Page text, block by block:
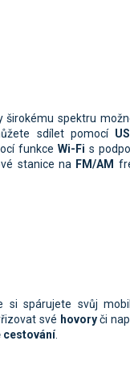
širokému spektru
sdílet pomocí
funkceWi-Fi s
stanice na FM/AM
si spárujete svůj
své hovoryči
cestování.